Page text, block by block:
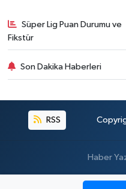
Süper Lig Puan Durumu ve
Fikstür
Son Dakika Haberleri
RSS
Haber